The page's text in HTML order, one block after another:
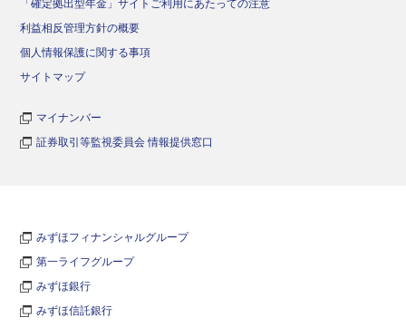
「確定拠出型年金」サイトご利用にあたっての注意
利益相反管理方針の概要
個人情報保護に関する事項
サイトマップ
マイナンバー
証券取引等監視委員会 情報提供窓口
みずほフィナンシャルグループ
第一ライフグループ
みずほ銀行
みずほ信託銀行